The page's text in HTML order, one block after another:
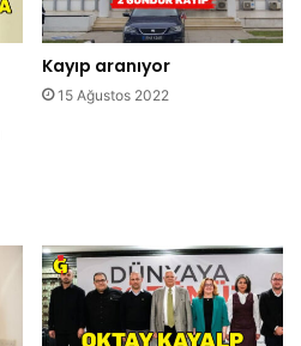
Kayıp aranıyor
15 Ağustos 2022